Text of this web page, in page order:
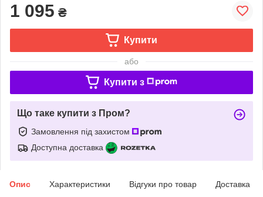
1 095 ₴
Купити
або
Купити з
Що таке купити з Пром?
Замовлення під захистом
Доступна доставка
Опис Характеристики Відгуки про товар Доставка